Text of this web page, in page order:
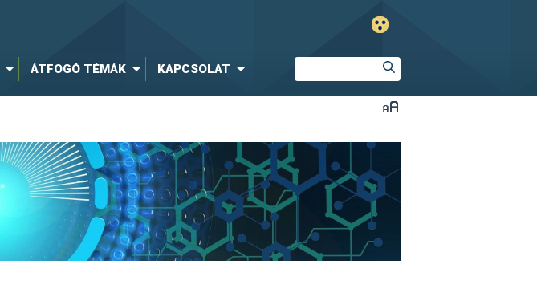
ÁTFOGÓ TÉMÁK KAPCSOLAT